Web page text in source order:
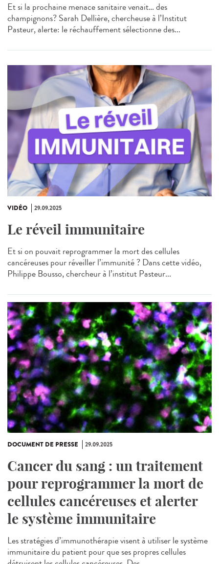
Et si la prochaine menace sanitaire venait… des
champignons? Sarah Dellière, chercheuse à l’Institut
Pasteur, alerte: le réchauffement sélectionne des...
VIDÉO 29.09.2025
Le réveil immunitaire
Et si on pouvait reprogrammer la mort des cellules
cancéreuses pour réveiller l’immunité ? Dans cette vidéo,
Philippe Bousso, chercheur à l’institut Pasteur...
DOCUMENT DE PRESSE 29.09.2025
Cancer du sang : un traitement
pour reprogrammer la mort de
cellules cancéreuses et alerter
le système immunitaire
Les stratégies d’immunothérapie visent à utiliser le système
immunitaire du patient pour que ses propres cellules